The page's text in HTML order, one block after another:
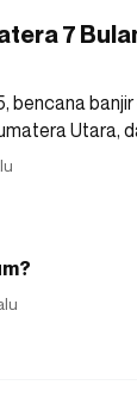
7
bencana
Utara,